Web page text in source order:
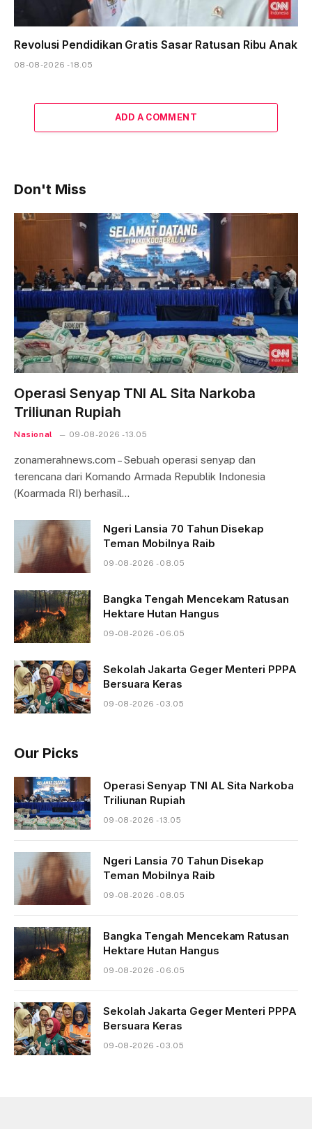
Revolusi Pendidikan Gratis Sasar Ratusan Ribu Anak
08-08-2026 - 18.05
ADD A COMMENT
Don't Miss
Operasi Senyap TNI AL Sita Narkoba
Triliunan Rupiah
Nasional 09-08-2026 - 13.05
zonamerahnews.com – Sebuah operasi senyap dan
terencana dari Komando Armada Republik Indonesia
(Koarmada RI) berhasil…
Ngeri Lansia 70 Tahun Disekap
Teman Mobilnya Raib
09-08-2026 - 08.05
Bangka Tengah Mencekam Ratusan
Hektare Hutan Hangus
09-08-2026 - 06.05
Sekolah Jakarta Geger Menteri PPPA
Bersuara Keras
09-08-2026 - 03.05
Our Picks
Operasi Senyap TNI AL Sita Narkoba
Triliunan Rupiah
09-08-2026 - 13.05
Ngeri Lansia 70 Tahun Disekap
Teman Mobilnya Raib
09-08-2026 - 08.05
Bangka Tengah Mencekam Ratusan
Hektare Hutan Hangus
09-08-2026 - 06.05
Sekolah Jakarta Geger Menteri PPPA
Bersuara Keras
09-08-2026 - 03.05